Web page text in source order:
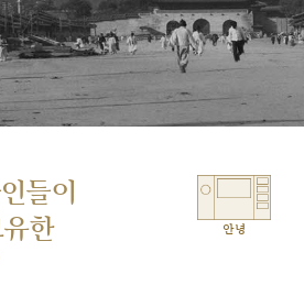
들이
한
안녕